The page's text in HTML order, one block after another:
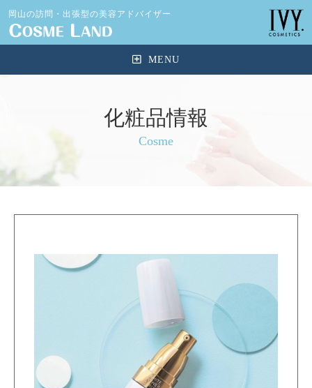
岡山の訪問・出張型の美容アドバイザー
化粧品情報
Cosme